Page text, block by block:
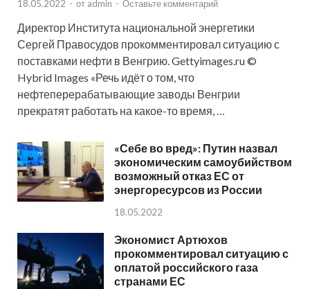
18.05.2022 - от admin - Оставьте комментарий
Директор Института национальной энергетики
Сергей Правосудов прокомментировал ситуацию с
поставками нефти в Венгрию. Gettyimages.ru ©
Hybrid Images «Речь идёт о том, что
нефтеперерабатывающие заводы Венгрии
прекратят работать на какое-то время, …
«Себе во вред»: Путин назвал
экономическим самоубийством
возможный отказ ЕС от
энергоресурсов из России
18.05.2022
Экономист Артюхов
прокомментировал ситуацию с
оплатой российского газа
странами ЕС